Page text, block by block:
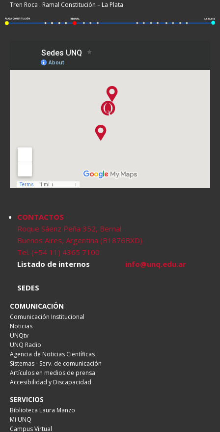
Tren Roca . Ramal Constitución – La Plata
CONTACTOS
Roque Sáenz Peña 352, Bernal
Buenos Aires, Argentina (B1876BXD)
Tel. (+54 11) 4365 7100
Listado de internos
info@unq.edu.ar
SEDES
COMUNICACIÓN
Comunicación Institucional
Noticias
UNQtv
UNQ Radio
Agencia de Noticias Científicas
Sistemas - Serv. de comunicación
Artículos en medios de prensa
Accesibilidad y Discapacidad
SERVICIOS
Biblioteca Laura Manzo
Mi UNQ
Campus Virtual